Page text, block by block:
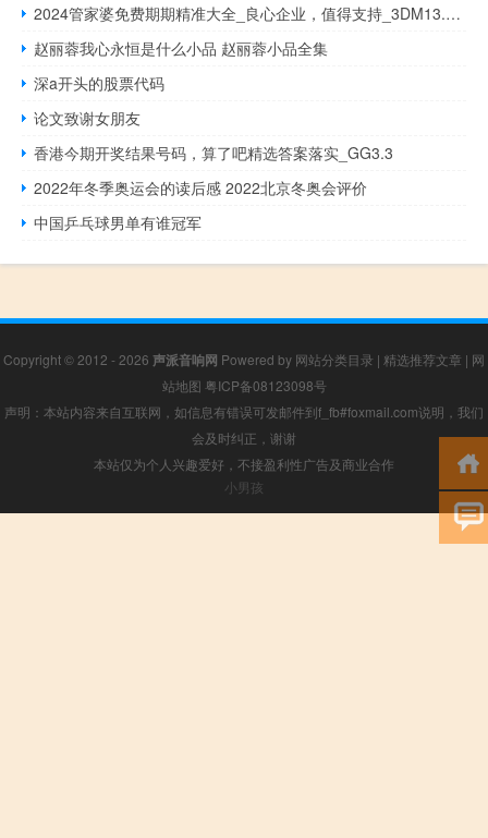
2024管家婆免费期期精准大全_良心企业，值得支持_3DM13.94.05
赵丽蓉我心永恒是什么小品 赵丽蓉小品全集
深a开头的股票代码
论文致谢女朋友
香港今期开奖结果号码，算了吧精选答案落实_GG3.3
2022年冬季奥运会的读后感 2022北京冬奥会评价
中国乒乓球男单有谁冠军
Copyright © 2012 - 2026 声派音响网 Powered by 网站分类目录 | 精选推荐文章 | 网
站地图 粤ICP备08123098号
声明：本站内容来自互联网，如信息有错误可发邮件到f_fb#foxmail.com说明，我们
会及时纠正，谢谢
本站仅为个人兴趣爱好，不接盈利性广告及商业合作
小男孩